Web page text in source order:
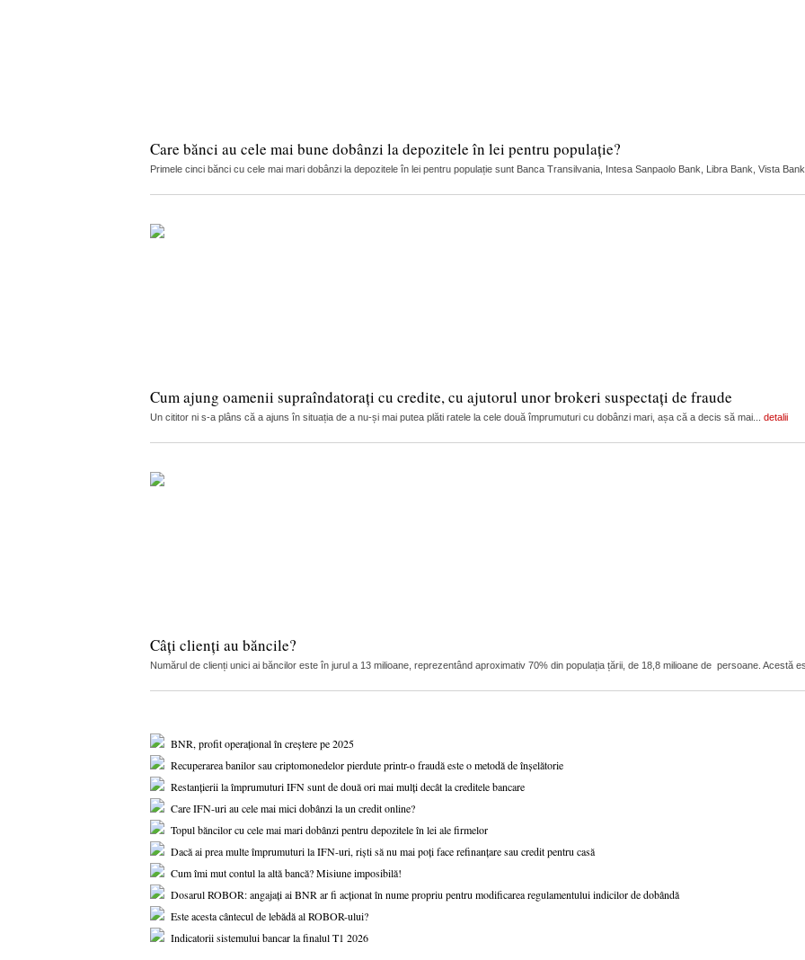
Care bănci au cele mai bune dobânzi la depozitele în lei pentru populație?
Primele cinci bănci cu cele mai mari dobânzi la depozitele în lei pentru populație sunt Banca Transilvania, Intesa Sanpaolo Bank, Libra Bank, Vista
Cum ajung oamenii supraîndatorați cu credite, cu ajutorul unor brokeri suspectați de fraude
Un cititor ni s-a plâns că a ajuns în situația de a nu-și mai putea plăti ratele la cele două împrumuturi cu dobânzi mari, așa că a decis să mai... detalii
Câți clienți au băncile?
Numărul de clienți unici ai băncilor este în jurul a 13 milioane, reprezentând aproximativ 70% din populația țării, de 18,8 milioane de persoane. Acestă
BNR, profit operațional în creștere pe 2025
Recuperarea banilor sau criptomonedelor pierdute printr-o fraudă este o metodă de înșelătorie
Restanțierii la împrumuturi IFN sunt de două ori mai mulți decât la creditele bancare
Care IFN-uri au cele mai mici dobânzi la un credit online?
Topul băncilor cu cele mai mari dobânzi pentru depozitele în lei ale firmelor
Dacă ai prea multe împrumuturi la IFN-uri, riști să nu mai poți face refinanțare sau credit pentru casă
Cum îmi mut contul la altă bancă? Misiune imposibilă!
Dosarul ROBOR: angajați ai BNR ar fi acționat în nume propriu pentru modificarea regulamentului indicilor de dobândă
Este acesta cântecul de lebădă al ROBOR-ului?
Indicatorii sistemului bancar la finalul T1 2026